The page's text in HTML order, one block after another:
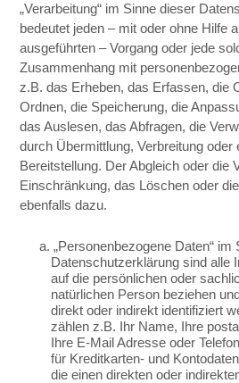
„Verarbeitung“ im Sinne dieser
bedeutet jeden – mit oder ohne Hilfe
ausgeführten – Vorgang oder jede
Zusammenhang mit
z.B. das Erheben, das Erfassen, die
Ordnen, die Speicherung, die
das Auslesen, das Abfragen, die
durch Übermittlung, Verbreitung oder
Bereitstellung. Der Abgleich oder die
Einschränkung, das Löschen oder
ebenfalls dazu.
a. „Personenbezogene Daten“ im
Datenschutzerklärung sind alle
auf die persönlichen oder
natürlichen Person beziehen
direkt oder indirekt identifiziert
zählen z.B. Ihr Name, Ihre
Ihre E-Mail Adresse oder
für Kreditkarten- und
die einen direkten oder